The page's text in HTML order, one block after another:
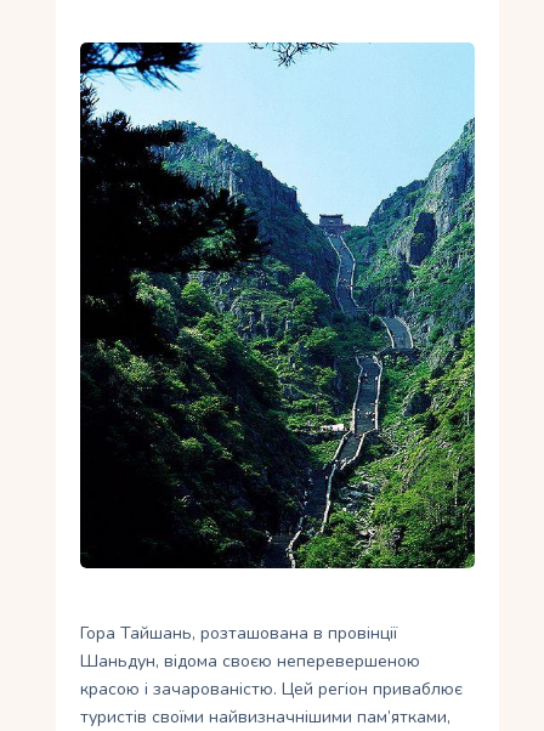
Інфо
Блог
Контакти
Гора Тайшань, розташована в провінції
Шаньдун, відома своєю неперевершеною
красою і зачарованістю. Цей регіон приваблює
туристів своїми найвизначнішими пам’ятками,